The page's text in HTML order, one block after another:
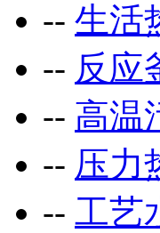
-- 生活
-- 反应
-- 高温
-- 压力
-- 工艺